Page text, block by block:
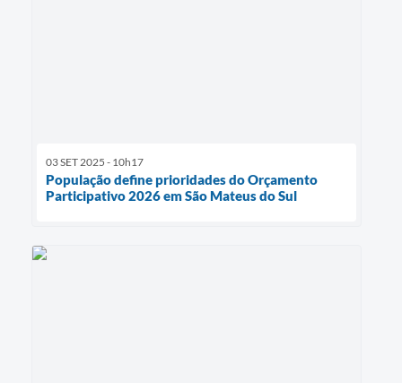
03 SET 2025 - 10h17
População define prioridades do Orçamento
Participativo 2026 em São Mateus do Sul